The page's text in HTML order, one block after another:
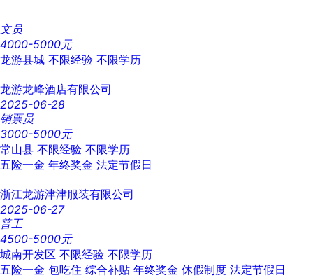
文员
4000-5000元
龙游县城 不限经验 不限学历
龙游龙峰酒店有限公司
2025-06-28
销票员
3000-5000元
常山县 不限经验 不限学历
五险一金 年终奖金 法定节假日
浙江龙游津津服装有限公司
2025-06-27
普工
4500-5000元
城南开发区 不限经验 不限学历
五险一金 包吃住 综合补贴 年终奖金 休假制度 法定节假日